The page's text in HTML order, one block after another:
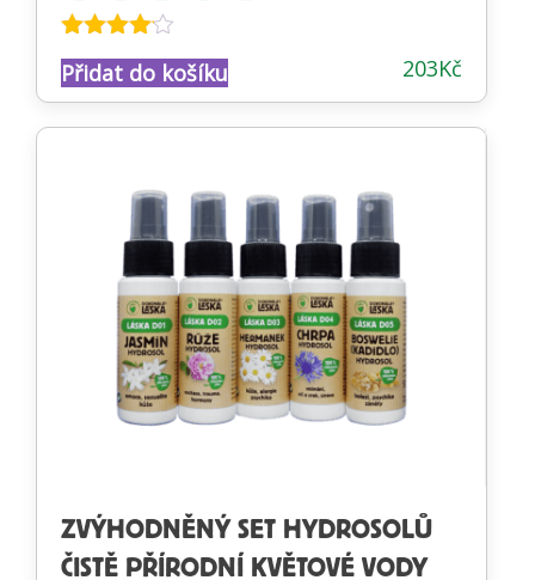
Hodnocení
4.00z 5 203Kč
Přidat do košíku
ZVÝHODNĚNÝ SET HYDROSOLŮ
ČISTĚ PŘÍRODNÍ KVĚTOVÉ VODY